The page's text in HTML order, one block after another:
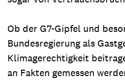
Ob der G7-Gipfel und
Bundesregierung als
Klimagerechtigkeit
an Fakten gemessen